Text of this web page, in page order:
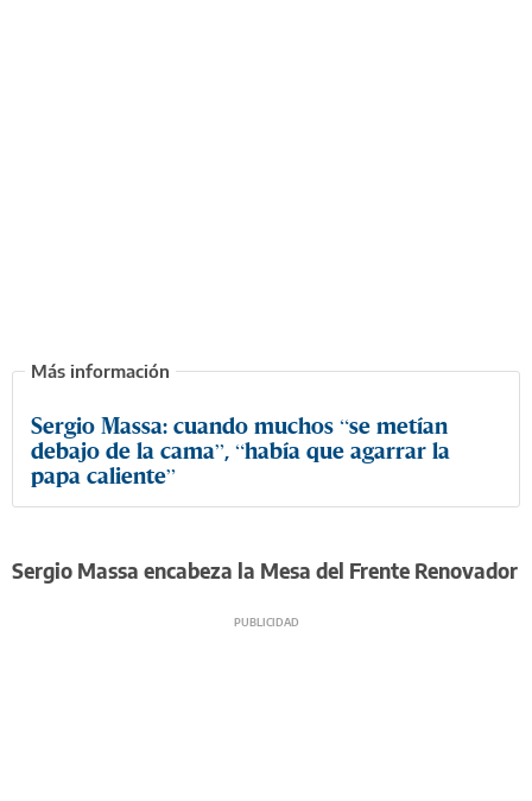
Sergio Massa: cuando muchos “se metían
debajo de la cama”, “había que agarrar la
papa caliente”
Sergio Massa encabeza la Mesa del Frente Renovador